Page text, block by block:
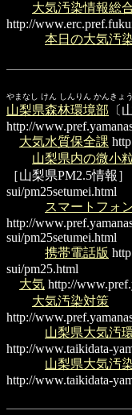
大気汚染情報総
http://
本日の大気汚
やまなし けん しんりん かんきょ
山梨県森林環境部 〔
http://
大気水質保全課
山梨県内の微小
［山梨県PM2.5情報］
sui/pm25setumei.html
スマートフォ
http://
sui/pm25setumei.html
携帯電話版
sui/pm25.html
大気 http://
大気汚染対策
http://
山梨県大気汚
http://www.taikidata-
山梨県大気汚
http://www.taikidata-